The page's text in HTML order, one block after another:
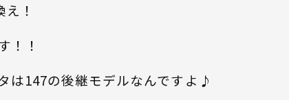
！
！！
は147の後継モデルなんですよ♪